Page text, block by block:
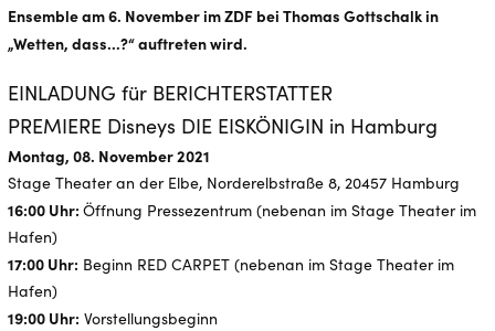
Ensemble am 6. November im ZDF bei Thomas Gottschalk in
„Wetten, dass...?“ auftreten wird.
EINLADUNG für BERICHTERSTATTER
PREMIERE Disneys DIE EISKÖNIGIN in Hamburg
Montag, 08. November 2021
Stage Theater an der Elbe, Norderelbstraße 8, 20457 Hamburg
16:00 Uhr: Öffnung Pressezentrum (nebenan im Stage Theater im
Hafen)
17:00 Uhr: Beginn RED CARPET (nebenan im Stage Theater im
Hafen)
19:00 Uhr: Vorstellungsbeginn